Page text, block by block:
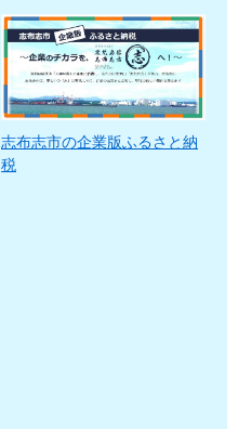
志布志市の企業版ふるさと納
税